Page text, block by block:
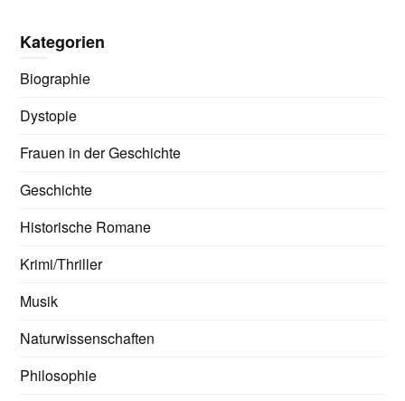
Kategorien
Biographie
Dystopie
Frauen in der Geschichte
Geschichte
Historische Romane
Krimi/Thriller
Musik
Naturwissenschaften
Philosophie